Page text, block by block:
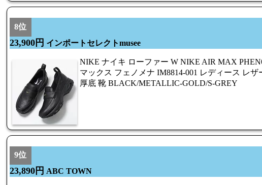
8位
23,900円 インポートセレクトmusee
NIKE ナイキ ローファー W NIKE AIR MAX
マックス フェノメナ IM8814-001 レディース レザ
厚底 靴 BLACK/METALLIC-GOLD/S-GREY
9位
23,890円 ABC TOWN